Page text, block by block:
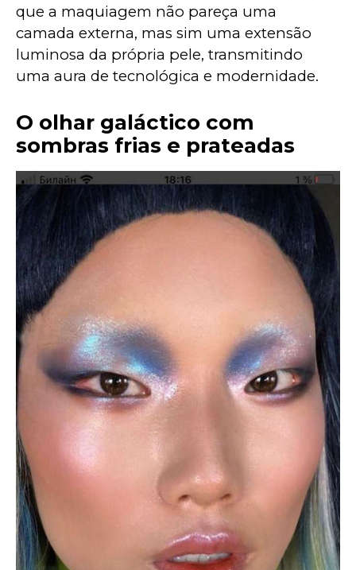
que a maquiagem não pareça uma
camada externa, mas sim uma extensão
luminosa da própria pele, transmitindo
uma aura de tecnológica e modernidade.
O olhar galáctico com
sombras frias e prateadas